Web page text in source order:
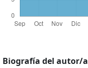
Biografía del autor/a